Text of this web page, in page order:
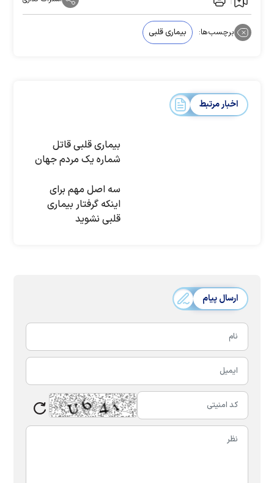
برچسب‌ها: بیماری قلبی
اخبار مرتبط
بیماری قلبی قاتل
شماره یک مردم جهان
سه اصل مهم برای
اینکه گرفتار بیماری
قلبی نشوید
ارسال پیام